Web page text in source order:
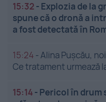
15:32 - Explozia de la
spune că o dronă a
a fost detectată în
15:24 -Alina Pușcău,
Ce tratament urmează
15:14- Pericol în drum